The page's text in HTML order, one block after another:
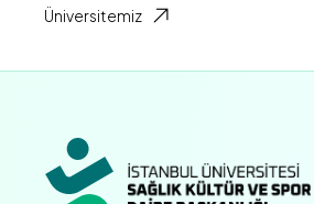
Üniversitemiz